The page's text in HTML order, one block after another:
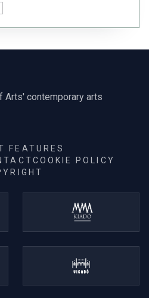
Arts' contemporary arts
FEATURES
COOKIE POLICY